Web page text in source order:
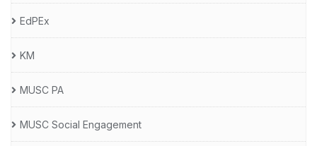
EdPEx
KM
MUSC PA
MUSC Social Engagement